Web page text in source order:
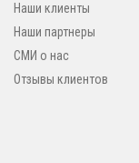
Наши клиенты
Наши партнеры
СМИ о нас
Отзывы клиентов